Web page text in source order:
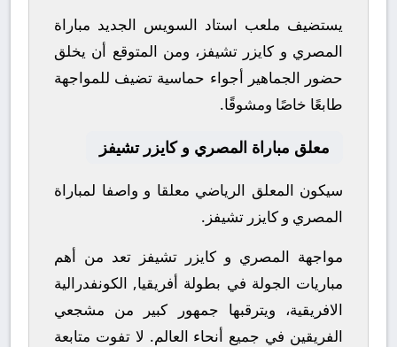
يستضيف ملعب استاد السويس الجديد مباراة
المصري و كايزر تشيفز، ومن المتوقع أن يخلق
حضور الجماهير أجواء حماسية تضيف للمواجهة
طابعًا خاصًا ومشوقًا.
معلق مباراة المصري و كايزر تشيفز
سيكون المعلق الرياضي معلقا و واصفا لمباراة
المصري و كايزر تشيفز.
مواجهة المصري و كايزر تشيفز تعد من أهم
مباريات الجولة في بطولة أفريقيا, الكونفدرالية
الافريقية، ويترقبها جمهور كبير من مشجعي
الفريقين في جميع أنحاء العالم. لا تفوت متابعة